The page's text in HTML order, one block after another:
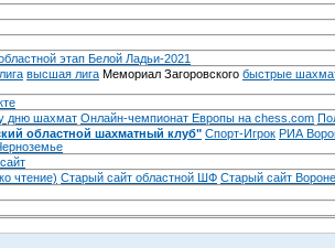
этап Белой Ладьи-2021
высшая лига Мемориал Загоровского быстрые
дню шахмат Онлайн-чемпионат Европы на chess.com
областной шахматный клуб" Спорт-Игрок РИА
сайт
чтение) Старый сайт областной ШФ Старый сайт